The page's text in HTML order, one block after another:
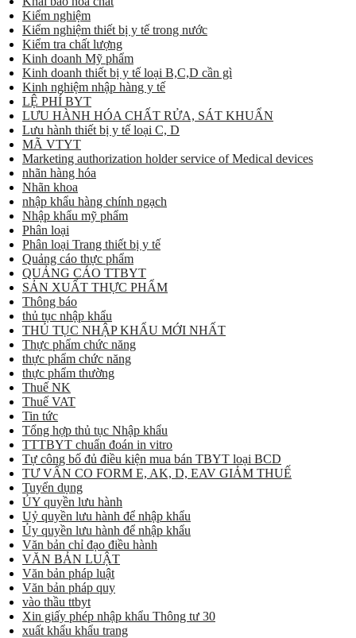
Kiểm nghiệm
Kiểm nghiệm thiết bị y tế trong nước
Kiểm tra chất lượng
Kinh doanh Mỹ phẩm
Kinh doanh thiết bị y tế loại B,C,D cần gì
Kinh nghiệm nhập hàng y tế
LỆ PHÍ BYT
LƯU HÀNH HÓA CHẤT RỬA, SÁT KHUẨN
Lưu hành thiết bị y tế loại C, D
MÃ VTYT
Marketing authorization holder service of Medical devices
nhãn hàng hóa
Nhãn khoa
nhập khẩu hàng chính ngạch
Nhập khẩu mỹ phẩm
Phân loại
Phân loại Trang thiết bị y tế
Quảng cáo thực phẩm
QUẢNG CÁO TTBYT
SẢN XUẤT THỰC PHẨM
Thông báo
thủ tục nhập khẩu
THỦ TỤC NHẬP KHẨU MỚI NHẤT
Thực phẩm chức năng
thực phẩm chức năng
thực phẩm thường
Thuế NK
Thuế VAT
Tin tức
Tổng hợp thủ tục Nhập khẩu
TTTBYT chuẩn đoán in vitro
Tự công bố đủ điều kiện mua bán TBYT loại BCD
TƯ VẤN CO FORM E, AK, D, EAV GIẢM THUẾ
Tuyển dụng
ỦY quyền lưu hành
Uỷ quyền lưu hành để nhập khẩu
Ủy quyền lưu hành để nhập khẩu
Văn bản chỉ đạo điều hành
VĂN BẢN LUẬT
Văn bản pháp luật
Văn bản pháp quy
vào thầu ttbyt
Xin giấy phép nhập khẩu Thông tư 30
xuất khẩu khẩu trang